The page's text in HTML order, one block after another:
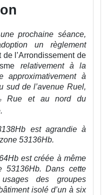
prochaine séance,
un règlement
de l’Arrondissement de
relativement à la
approximativement à
sud de l’avenue Ruel,
Rue et au nord du
est agrandie à
53136Hb.
est créée à même
Dans cette
des groupes
isolé d’un à six